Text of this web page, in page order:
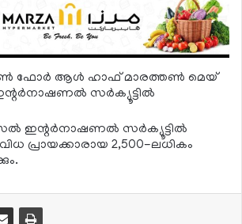
ഫോര്‍ ആള്‍ ഹാഫ് മാരത്തണ്‍ മെയ്
സര്‍ക്യൂട്ടില്‍
ഇന്റര്‍നാഷണല്‍ സര്‍ക്യൂട്ടില്‍
പ്രായക്കാരായ 2,500-ലധികം